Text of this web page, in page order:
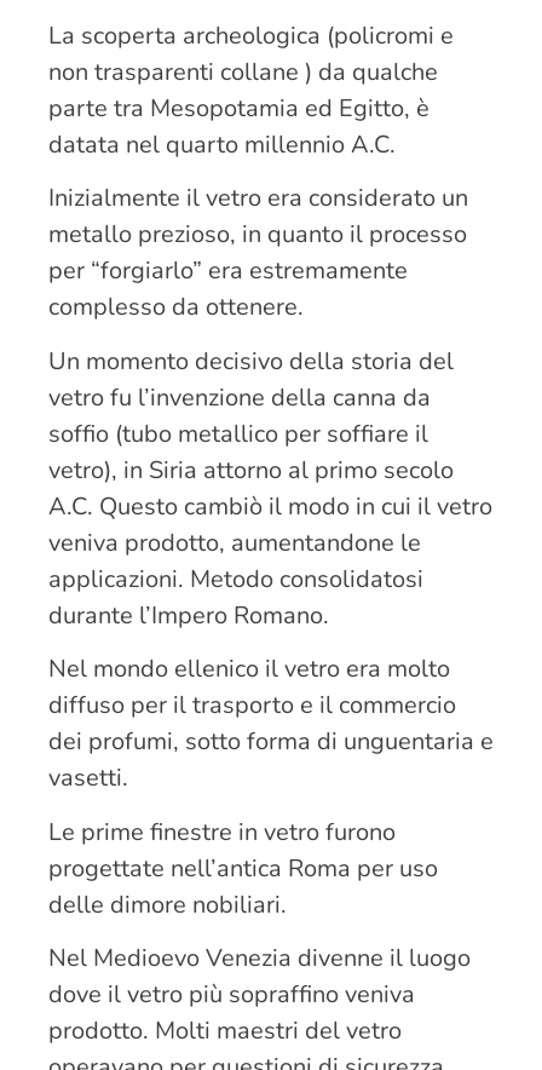
La scoperta archeologica (policromi e
non trasparenti collane ) da qualche
parte tra Mesopotamia ed Egitto, è
datata nel quarto millennio A.C.
Inizialmente il vetro era considerato un
metallo prezioso, in quanto il processo
per “forgiarlo” era estremamente
complesso da ottenere.
Un momento decisivo della storia del
vetro fu l’invenzione della canna da
soffio (tubo metallico per soffiare il
vetro), in Siria attorno al primo secolo
A.C. Questo cambiò il modo in cui il vetro
veniva prodotto, aumentandone le
applicazioni. Metodo consolidatosi
durante l’Impero Romano.
Nel mondo ellenico il vetro era molto
diffuso per il trasporto e il commercio
dei profumi, sotto forma di unguentaria e
vasetti.
Le prime finestre in vetro furono
progettate nell’antica Roma per uso
delle dimore nobiliari.
Nel Medioevo Venezia divenne il luogo
dove il vetro più sopraffino veniva
prodotto. Molti maestri del vetro